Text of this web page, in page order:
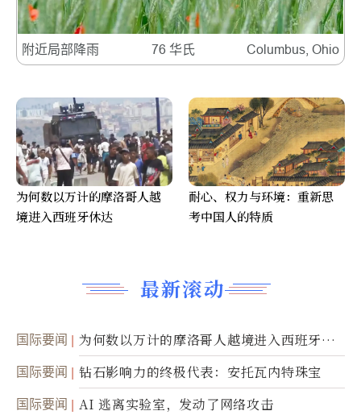
附近局部降雨 76 华氏 Columbus, Ohio
最新滚动
国际要闻
为何数以万计的摩洛哥人越境进入西班牙休
达
国际要闻 钻石影响力的终极代表：安托瓦内特珠宝
国际要闻 AI 逃离实验室，发动了网络攻击
为何数以万计的摩洛哥人越
境进入西班牙休达
耐心、权力与环境：重新思
考中国人的特质